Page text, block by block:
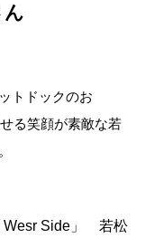
ん
トドックのお
る笑顔が素敵な若
Wesr Side」 若松